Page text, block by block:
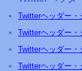
Twitterヘッダー
Twitterヘッダー
Twitterヘッダー
Twitterヘッダー